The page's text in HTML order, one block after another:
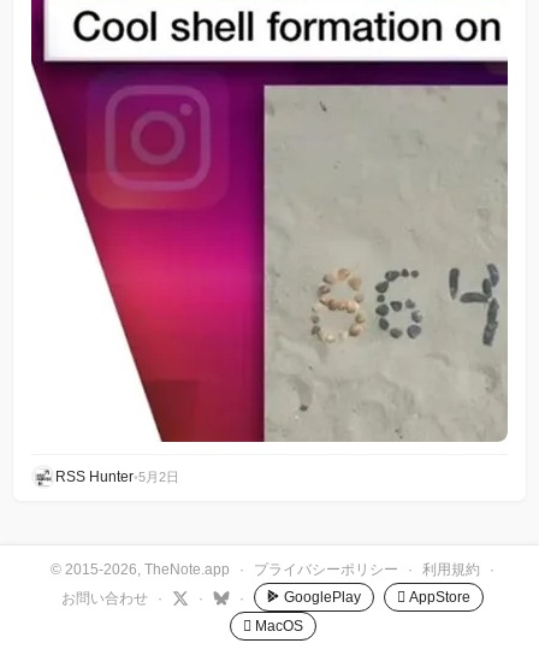
RSS Hunter•5月2日
© 2015-2026, TheNote.app · プライバシーポリシー · 利用規約
·
お問い合わせ
· · · GooglePlay
 AppStore
 MacOS